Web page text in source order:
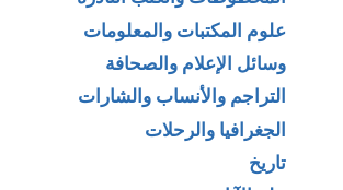
علوم المكتبات والمعلومات
وسائل الإعلام والصحافة
التراجم والأنساب والشارات
الجغرافيا والرحلات
تاريخ